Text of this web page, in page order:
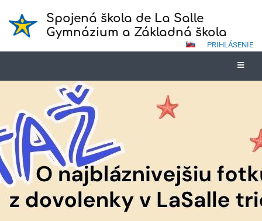
Spojená škola de La Salle
Gymnázium a Základná škola
PRIHLÁSENIE